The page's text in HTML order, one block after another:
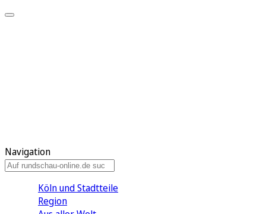
Navigation
Köln und Stadtteile
Region